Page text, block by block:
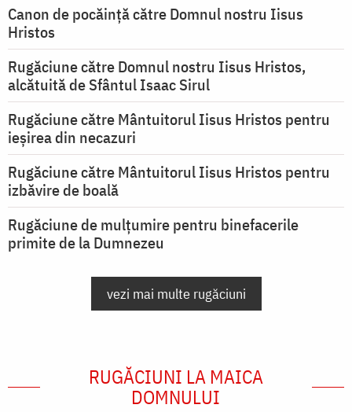
Canon de pocăință către Domnul nostru Iisus
Hristos
Rugăciune către Domnul nostru Iisus Hristos,
alcătuită de Sfântul Isaac Sirul
Rugăciune către Mântuitorul Iisus Hristos pentru
ieşirea din necazuri
Rugăciune către Mântuitorul Iisus Hristos pentru
izbăvire de boală
Rugăciune de mulțumire pentru binefacerile
primite de la Dumnezeu
vezi mai multe rugăciuni
RUGĂCIUNI LA MAICA
DOMNULUI